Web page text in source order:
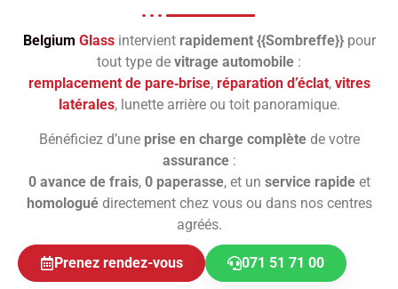
Belgium Glassintervient rapidement {{Sombreffe}}pour
tout type de vitrage automobile :
remplacement de pare‑brise, réparation d’éclat, vitres
latérales, lunette arrière ou toit panoramique.
Bénéficiez d’une prise en charge complètede votre
assurance:
0 avance de frais, 0 paperasse, et un service rapideet
homologuédirectement chez vous ou dans nos centres
agréés.
Prenez rendez-vous 071 51 71 00